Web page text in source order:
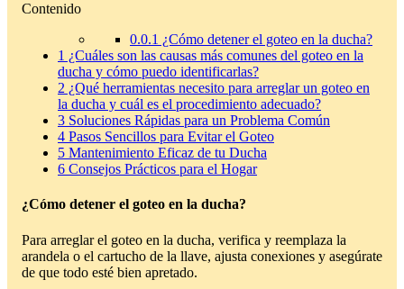
Contenido
0.0.1 ¿Cómo detener el goteo en la ducha?
1 ¿Cuáles son las causas más comunes del goteo en la
ducha y cómo puedo identificarlas?
2 ¿Qué herramientas necesito para arreglar un goteo en
la ducha y cuál es el procedimiento adecuado?
3 Soluciones Rápidas para un Problema Común
4 Pasos Sencillos para Evitar el Goteo
5 Mantenimiento Eficaz de tu Ducha
6 Consejos Prácticos para el Hogar
¿Cómo detener el goteo en la ducha?
Para arreglar el goteo en la ducha, verifica y reemplaza la
arandela o el cartucho de la llave, ajusta conexiones y asegúrate
de que todo esté bien apretado.